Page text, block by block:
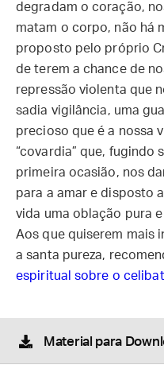
degradam o coração,
matam o corpo, não há
proposto pelo próprio
de terem a chance de
repressão violenta que
sadia vigilância, uma
precioso que é a nossa
“covardia” que, fugindo
primeira ocasião, nos
para a amar e disposto
vida uma oblação pura
Aos que quiserem mais
a santa pureza,
espiritual sobre o
Material para